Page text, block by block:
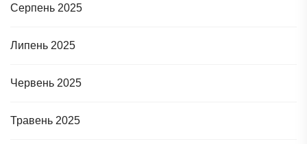
Серпень 2025
Липень 2025
Червень 2025
Травень 2025